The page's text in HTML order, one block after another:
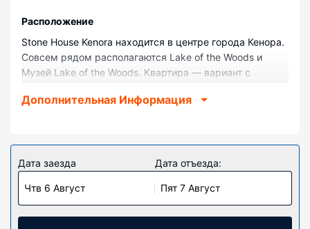
Pасположение
Stone House Kenora находится в центре города Кенора.
Совсем рядом располагаются Lake of the Woods и
Музей Lake of the Woods. Квартира — вариант с
Lake of the Woods находится в 0,4 км, Хаски Маски — в
Почувствуйте себя как дома в одном из 3 номеров с
индивидуальным декорированием, которые оснащены
следующим оборудованием: микроволновая печь и
телевизоры Smart TV. Бесплатный беспроводной
доступ к интернету позволит всегда оставаться на
Дополнительная Информация
Дата заезда
Чтв 6 Август
Дата отъезда:
Пят 7 Август